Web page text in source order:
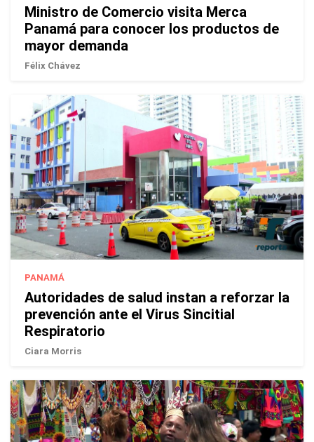
Ministro de Comercio visita Merca
Panamá para conocer los productos de
mayor demanda
Félix Chávez
PANAMÁ
Autoridades de salud instan a reforzar la
prevención ante el Virus Sincitial
Respiratorio
Ciara Morris